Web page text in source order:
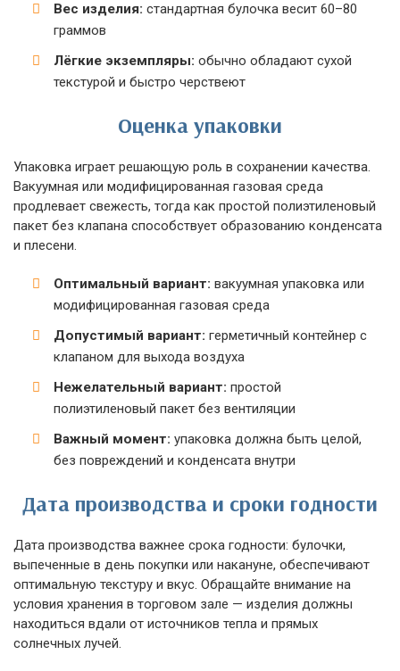
Вес изделия: стандартная булочка весит 60–80
граммов
Лёгкие экземпляры: обычно обладают сухой
текстурой и быстро черствеют
Оценка упаковки
Упаковка играет решающую роль в сохранении качества.
Вакуумная или модифицированная газовая среда
продлевает свежесть, тогда как простой полиэтиленовый
пакет без клапана способствует образованию конденсата
и плесени.
Оптимальный вариант: вакуумная упаковка или
модифицированная газовая среда
Допустимый вариант: герметичный контейнер с
клапаном для выхода воздуха
Нежелательный вариант: простой
полиэтиленовый пакет без вентиляции
Важный момент: упаковка должна быть целой,
без повреждений и конденсата внутри
Дата производства и сроки годности
Дата производства важнее срока годности: булочки,
выпеченные в день покупки или накануне, обеспечивают
оптимальную текстуру и вкус. Обращайте внимание на
условия хранения в торговом зале — изделия должны
находиться вдали от источников тепла и прямых
солнечных лучей.